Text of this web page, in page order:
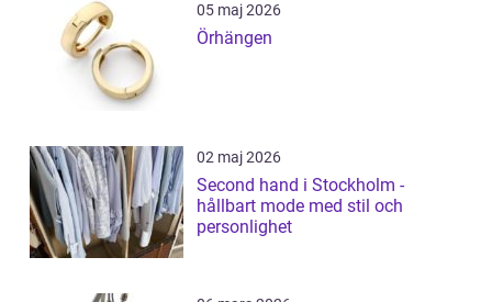
05 maj 2026
Örhängen
02 maj 2026
Second hand i Stockholm -
hållbart mode med stil och
personlighet